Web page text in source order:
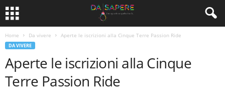
Home Da vivere Aperte le iscrizioni alla Cinque Terre Passion Ride
DA VIVERE
Aperte le iscrizioni alla Cinque
Terre Passion Ride